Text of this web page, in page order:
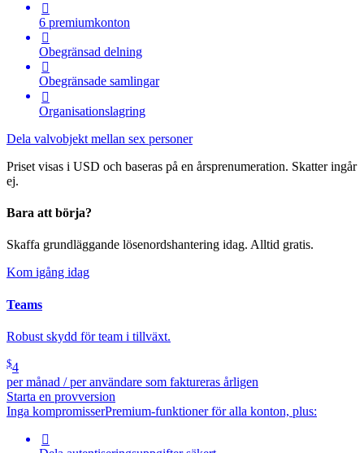

6 premiumkonton

Obegränsad delning

Obegränsade samlingar

Organisationslagring
Dela valvobjekt mellan sex personer
Priset visas i USD och baseras på en årsprenumeration. Skatter ingår
ej.
Bara att börja?
Skaffa grundläggande lösenordshantering idag. Alltid gratis.
Kom igång idag
Teams
Robust skydd för team i tillväxt.
$4
per månad / per användare som faktureras årligen
Starta en provversion
Inga kompromisserPremium-funktioner för alla konton, plus:
